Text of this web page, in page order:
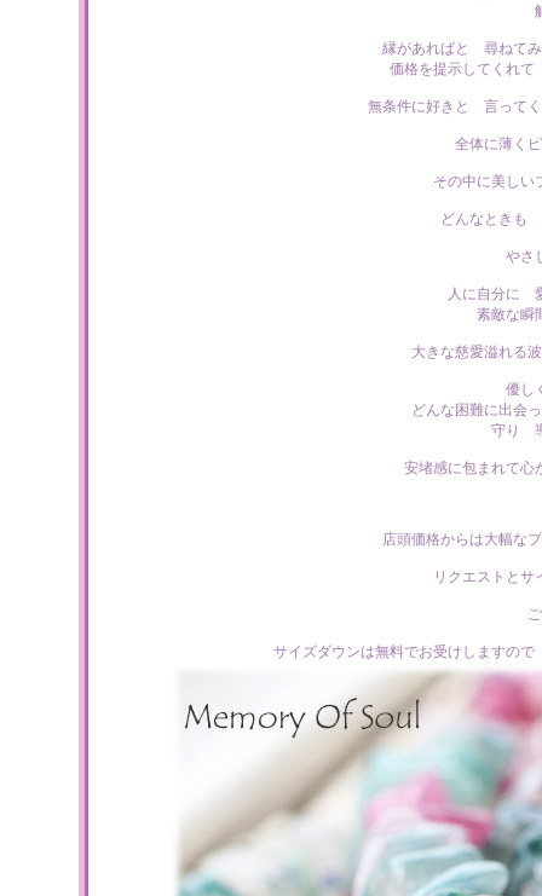
縁があればと 尋ねて
価格を提示してくれ
無条件に好きと 言って
全体に薄く
その中に美し
どんなとき
やさ
人に自分に
素敵な瞬
大きな慈愛溢れる
優し
どんな困難に出会
守り
安堵感に包まれて心
店頭価格からは大幅な
リクエストとサ
サイズダウンは無料でお受けしますの